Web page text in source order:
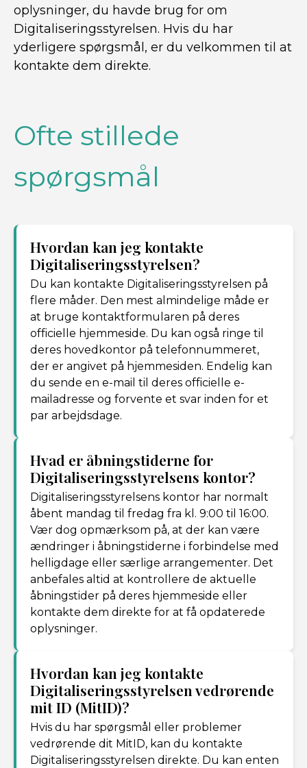
oplysninger, du havde brug for om
Digitaliseringsstyrelsen. Hvis du har
yderligere spørgsmål, er du velkommen til at
kontakte dem direkte.
Ofte stillede
spørgsmål
Hvordan kan jeg kontakte
Digitaliseringsstyrelsen?
Du kan kontakte Digitaliseringsstyrelsen på
flere måder. Den mest almindelige måde er
at bruge kontaktformularen på deres
officielle hjemmeside. Du kan også ringe til
deres hovedkontor på telefonnummeret,
der er angivet på hjemmesiden. Endelig kan
du sende en e-mail til deres officielle e-
mailadresse og forvente et svar inden for et
par arbejdsdage.
Hvad er åbningstiderne for
Digitaliseringsstyrelsens kontor?
Digitaliseringsstyrelsens kontor har normalt
åbent mandag til fredag fra kl. 9:00 til 16:00.
Vær dog opmærksom på, at der kan være
ændringer i åbningstiderne i forbindelse med
helligdage eller særlige arrangementer. Det
anbefales altid at kontrollere de aktuelle
åbningstider på deres hjemmeside eller
kontakte dem direkte for at få opdaterede
oplysninger.
Hvordan kan jeg kontakte
Digitaliseringsstyrelsen vedrørende
mit ID (MitID)?
Hvis du har spørgsmål eller problemer
vedrørende dit MitID, kan du kontakte
Digitaliseringsstyrelsen direkte. Du kan enten